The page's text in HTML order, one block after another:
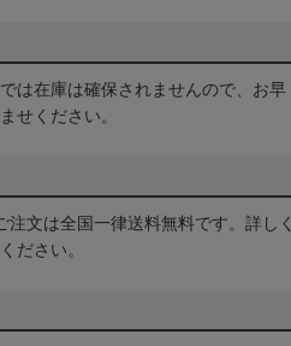
は在庫は確保されませんので、お早
せください。
文は全国一律送料無料です。詳しく
ださい。